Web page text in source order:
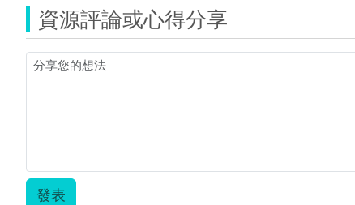
資源評論或心得分享
發表